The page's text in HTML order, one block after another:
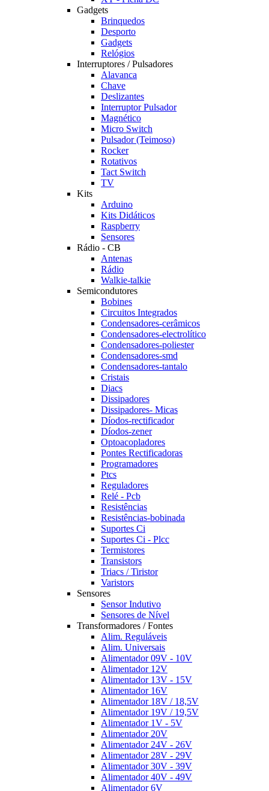
Gadgets
Brinquedos
Desporto
Gadgets
Relógios
Interruptores / Pulsadores
Alavanca
Chave
Deslizantes
Interruptor Pulsador
Magnético
Micro Switch
Pulsador (Teimoso)
Rocker
Rotativos
Tact Switch
TV
Kits
Arduino
Kits Didáticos
Raspberry
Sensores
Rádio - CB
Antenas
Rádio
Walkie-talkie
Semicondutores
Bobines
Circuitos Integrados
Condensadores-cerâmicos
Condensadores-electrolítico
Condensadores-poliester
Condensadores-smd
Condensadores-tantalo
Cristais
Diacs
Dissipadores
Dissipadores- Micas
Díodos-rectificador
Díodos-zener
Optoacopladores
Pontes Rectificadoras
Programadores
Ptcs
Reguladores
Relé - Pcb
Resistências
Resistências-bobinada
Suportes Ci
Suportes Ci - Plcc
Termistores
Transistors
Triacs / Tiristor
Varistors
Sensores
Sensor Indutivo
Sensores de Nível
Transformadores / Fontes
Alim. Reguláveis
Alim. Universais
Alimentador 09V - 10V
Alimentador 12V
Alimentador 13V - 15V
Alimentador 16V
Alimentador 18V / 18,5V
Alimentador 19V / 19,5V
Alimentador 1V - 5V
Alimentador 20V
Alimentador 24V - 26V
Alimentador 28V - 29V
Alimentador 30V - 39V
Alimentador 40V - 49V
Alimentador 6V